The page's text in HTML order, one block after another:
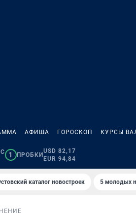
АФИША ГОРОСКОП КУРСЫ
1 ПРОБКИ
USD 82,17
EUR 94,84
каталог новостроек 5 молодых